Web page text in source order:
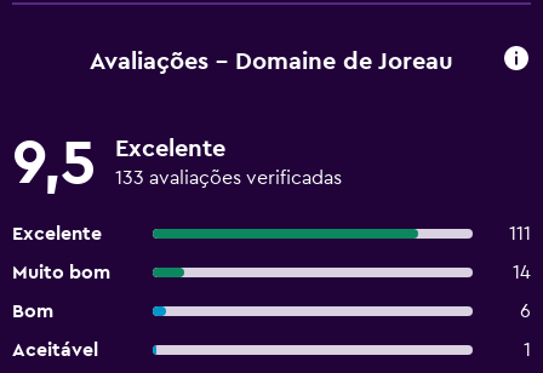
Avaliações - Domaine de Joreau
9,5 Excelente
133 avaliações verificadas
Excelente
111
Muito bom
14
Bom
6
Aceitável
1